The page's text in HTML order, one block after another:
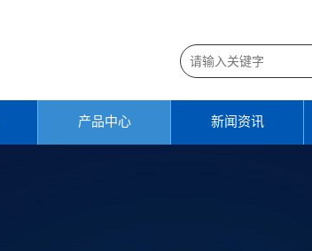
产品中心 新闻资讯